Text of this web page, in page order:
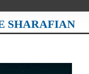
SHARAFIAN